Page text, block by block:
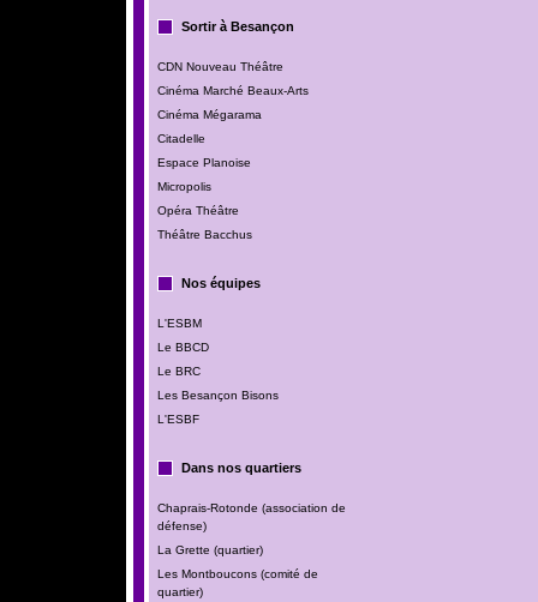
Sortir à Besançon
CDN Nouveau Théâtre
Cinéma Marché Beaux-Arts
Cinéma Mégarama
Citadelle
Espace Planoise
Micropolis
Opéra Théâtre
Théâtre Bacchus
Nos équipes
L'ESBM
Le BBCD
Le BRC
Les Besançon Bisons
L'ESBF
Dans nos quartiers
Chaprais-Rotonde (association de
défense)
La Grette (quartier)
Les Montboucons (comité de
quartier)